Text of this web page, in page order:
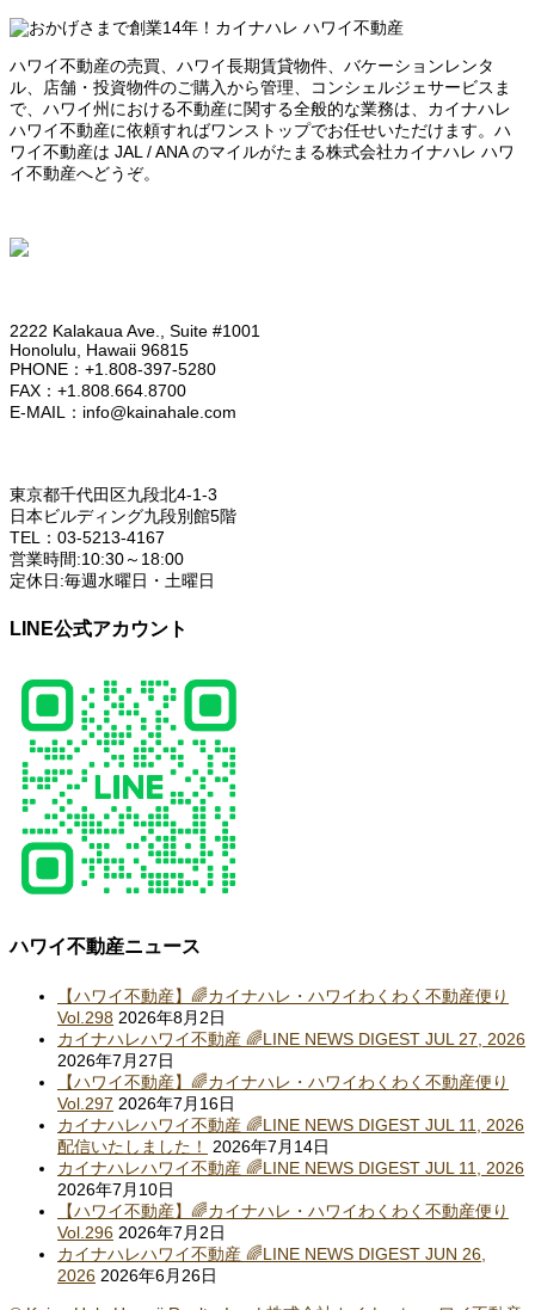
ハワイ不動産の売買、ハワイ長期賃貸物件、バケーションレンタ
ル、店舗・投資物件のご購入から管理、コンシェルジェサービスま
で、ハワイ州における不動産に関する全般的な業務は、カイナハレ
ハワイ不動産に依頼すればワンストップでお任せいただけます。ハ
ワイ不動産は JAL / ANA のマイルがたまる株式会社カイナハレ ハワ
イ不動産へどうぞ。
2222 Kalakaua Ave., Suite #1001
Honolulu, Hawaii 96815
PHONE：+1.808-397-5280
FAX：+1.808.664.8700
E-MAIL：info@kainahale.com
東京都千代田区九段北4-1-3
日本ビルディング九段別館5階
TEL：03-5213-4167
営業時間:10:30～18:00
定休日:毎週水曜日・土曜日
LINE公式アカウント
ハワイ不動産ニュース
【ハワイ不動産】🌈カイナハレ・ハワイわくわく不動産便り
Vol.298 2026年8月2日
カイナハレハワイ不動産 🌈LINE NEWS DIGEST JUL 27, 2026
2026年7月27日
【ハワイ不動産】🌈カイナハレ・ハワイわくわく不動産便り
Vol.297 2026年7月16日
カイナハレハワイ不動産 🌈LINE NEWS DIGEST JUL 11, 2026
配信いたしました！
2026年7月14日
カイナハレハワイ不動産 🌈LINE NEWS DIGEST JUL 11, 2026
2026年7月10日
【ハワイ不動産】🌈カイナハレ・ハワイわくわく不動産便り
Vol.296 2026年7月2日
カイナハレハワイ不動産 🌈LINE NEWS DIGEST JUN 26,
2026 2026年6月26日